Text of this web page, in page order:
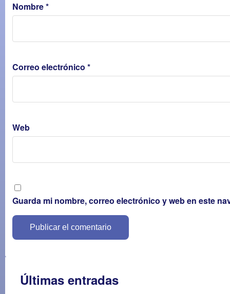
Nombre*
Correo electrónico *
Web
Guarda mi nombre, correo electrónico y web en este
Últimas entradas